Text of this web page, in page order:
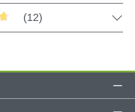
130 Liter
Bewertung von 4.83
(12)